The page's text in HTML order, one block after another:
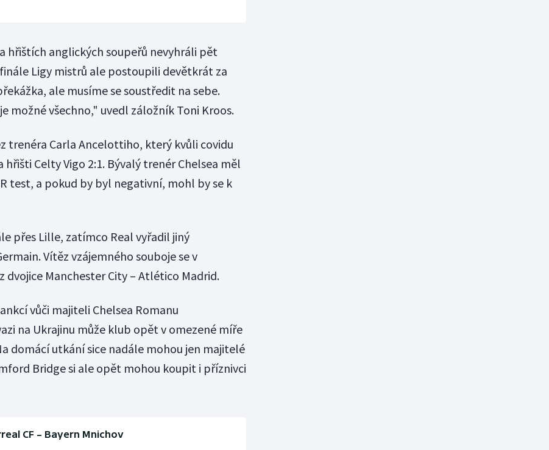
hřištích anglických soupeřů nevyhráli pět
Ligy mistrů ale postoupili devětkrát za
ale musíme se soustředit na sebe.
možné všechno," uvedl záložník Toni Kroos.
trenéra Carla Ancelottiho, který kvůli covidu
Celty Vigo 2:1. Bývalý trenér Chelsea měl
test, a pokud by byl negativní, mohl by se k
přes Lille, zatímco Real vyřadil jiný
Vítěz vzájemného souboje se v
Manchester City – Atlético Madrid.
vůči majiteli Chelsea Romanu
na Ukrajinu může klub opět v omezené míře
domácí utkání sice nadále mohou jen majitelé
Bridge si ale opět mohou koupit i příznivci
CF – Bayern Mnichov